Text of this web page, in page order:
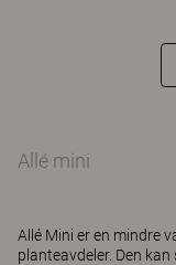
Allé mini
Allé Mini er en mindre
planteavdeler. Den